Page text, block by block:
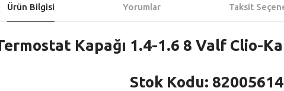
Ürün Bilgisi Yorumlar Taksit
Kapağı 1.4-1.6 8 Valf Clio-
Stok Kodu: